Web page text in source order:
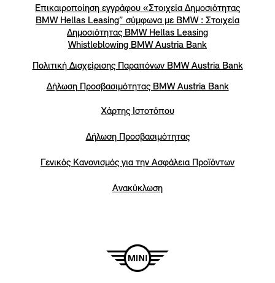
Επικαιροποίηση εγγράφου «Στοιχεία Δημοσιότητας
BMW Hellas Leasing” σύμφωνα με BMW : Στοιχεία
Δημοσιότητας BMW Hellas Leasing
Whistleblowing BMW Austria Bank
Πολιτική Διαχείρισης Παραπόνων BMW Austria Bank
Δήλωση Προσβασιμότητας BMW Austria Bank
Χάρτης Ιστοτόπου
Δήλωση Προσβασιμότητας
Γενικός Κανονισμός για την Ασφάλεια Προϊόντων
Ανακύκλωση